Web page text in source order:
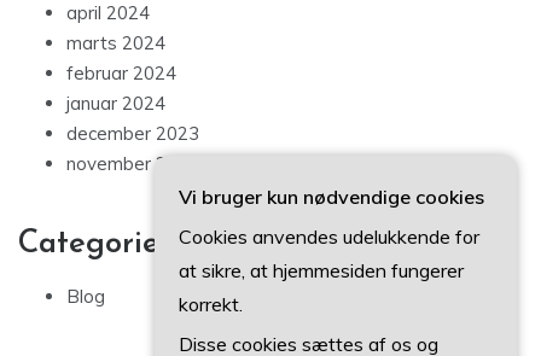
april 2024
marts 2024
februar 2024
januar 2024
december 2023
november 2023
Categories
Blog
Vi bruger kun nødvendige cookies
Cookies anvendes udelukkende for
at sikre, at hjemmesiden fungerer
korrekt.
Disse cookies sættes af os og